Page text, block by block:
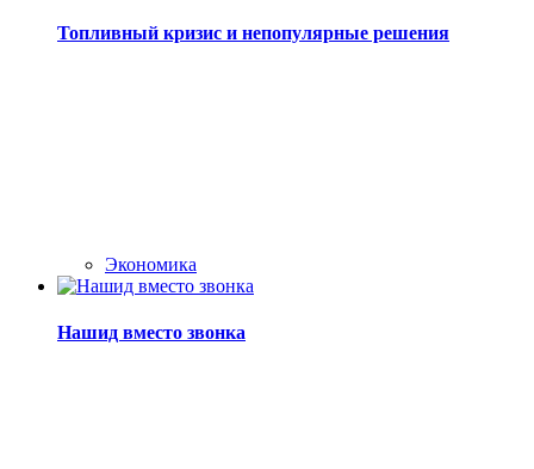
Топливный кризис и непопулярные решения
Экономика
Нашид вместо звонка